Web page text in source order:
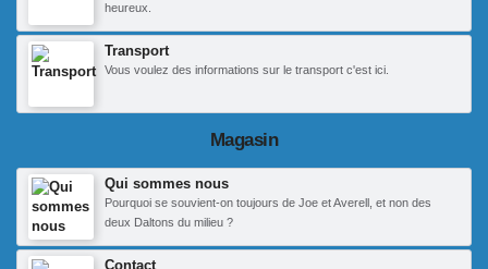
heureux.
Transport
Vous voulez des informations sur le transport c'est ici.
Magasin
Qui sommes nous
Pourquoi se souvient-on toujours de Joe et Averell, et non des
deux Daltons du milieu ?
Contact